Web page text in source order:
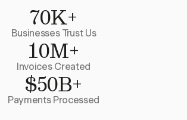
70K+
Businesses Trust Us
10M+
Invoices Created
$50B+
Payments Processed